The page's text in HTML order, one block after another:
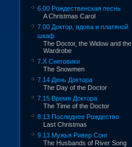
6.00 Рождественская песнь
A Christmas Carol
7.00 Доктор, вдова и платяной
шкаф
The Doctor, the Widow and the
Wardrobe
7.X Снеговики
The Snowmen
7.14 День Доктора
The Day of the Doctor
7.15 Время Доктора
The Time of the Doctor
8.13 Последнее Рождество
Last Christmas
9.13 Мужья Ривер Сонг
The Husbands of River Song